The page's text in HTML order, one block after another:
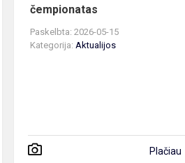
čempionatas
Paskelbta: 2026-05-15
Kategorija: Aktualijos
Plačiau